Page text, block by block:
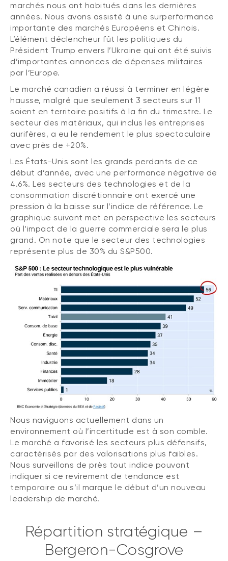
marchés nous ont habitués dans les dernières
années. Nous avons assisté à une surperformance
importante des marchés Européens et Chinois.
L’élément déclencheur fût les politiques du
Président Trump envers l’Ukraine qui ont été suivis
d’importantes annonces de dépenses militaires
par l’Europe.
Le marché canadien a réussi à terminer en légère
hausse, malgré que seulement 3 secteurs sur 11
soient en territoire positifs à la fin du trimestre. Le
secteur des matériaux, qui inclus les entreprises
aurifères, a eu le rendement le plus spectaculaire
avec près de +20%.
Les États-Unis sont les grands perdants de ce
début d’année, avec une performance négative de
4.6%. Les secteurs des technologies et de la
consommation discrétionnaire ont exercé une
pression à la baisse sur l’indice de référence. Le
graphique suivant met en perspective les secteurs
où l’impact de la guerre commerciale sera le plus
grand. On note que le secteur des technologies
représente plus de 30% du S&P500.
Nous naviguons actuellement dans un
environnement où l’incertitude est à son comble.
Le marché a favorisé les secteurs plus défensifs,
caractérisés par des valorisations plus faibles.
Nous surveillons de près tout indice pouvant
indiquer si ce revirement de tendance est
temporaire ou s’il marque le début d’un nouveau
leadership de marché.
Répartition stratégique –
Bergeron-Cosgrove